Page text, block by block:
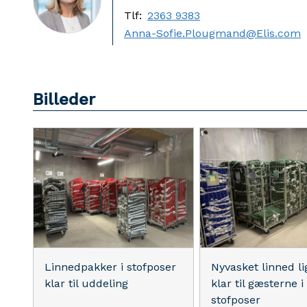
Tlf: 2363 9383
Anna-Sofie.Plougmand@Elis.com
Billeder
Linnedpakker i stofposer
klar til uddeling
Nyvasket linned
klar til gæsterne i
stofposer